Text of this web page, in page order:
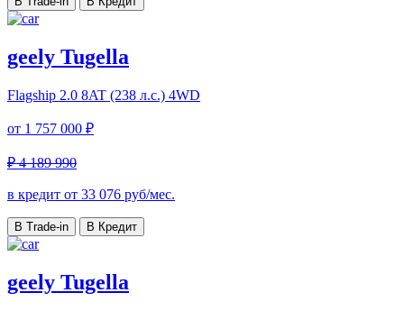
geely Tugella
Flagship 2.0 8AT (238 л.с.) 4WD
от 1 757 000 ₽
₽ 4 189 990
в кредит от 33 076 руб/мес.
В Trade-in В Кредит
geely Tugella